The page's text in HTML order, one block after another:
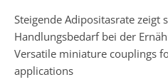
Steigende Adipositasrate zeigt
Handlungsbedarf bei der
Versatile miniature couplings
applications